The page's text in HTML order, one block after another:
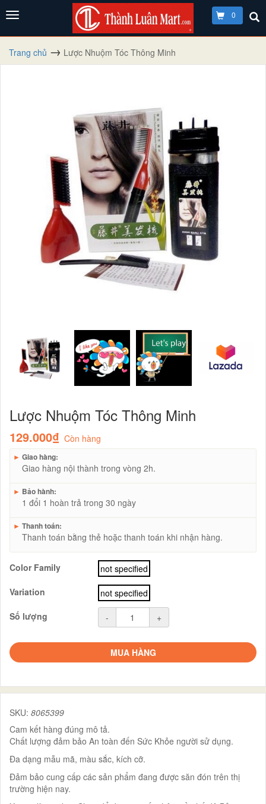
0
Trang chủ Lược Nhuộm Tóc Thông Minh
Lược Nhuộm Tóc Thông Minh
129.000₫ Còn hàng
► Giao hàng:
Giao hàng nội thành trong vòng 2h.
► Bảo hành:
1 đổi 1 hoàn trả trong 30 ngày
► Thanh toán:
Thanh toán bằng thẻ hoặc thanh toán khi nhận hàng.
Color Family
not specified
Variation
not specified
Số lượng
- +
MUA HÀNG
SKU: 8065399
Cam kết hàng đúng mô tả.
Chất lượng đảm bảo An toàn đến Sức Khỏe người sử dụng.
Đa dạng mẫu mã, màu sắc, kích cỡ.
Đảm bảo cung cấp các sản phẩm đang được săn đón trên thị
trường hiện nay.